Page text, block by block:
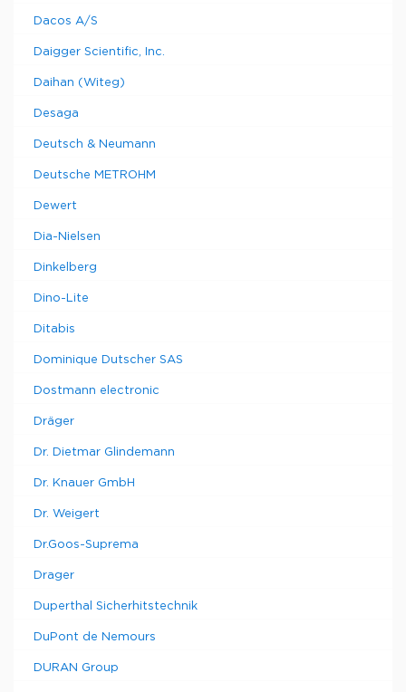
Dacos A/S
Daigger Scientific, Inc.
Daihan (Witeg)
Desaga
Deutsch & Neumann
Deutsche METROHM
Dewert
Dia-Nielsen
Dinkelberg
Dino-Lite
Ditabis
Dominique Dutscher SAS
Dostmann electronic
Dräger
Dr. Dietmar Glindemann
Dr. Knauer GmbH
Dr. Weigert
Dr.Goos-Suprema
Drager
Duperthal Sicherhitstechnik
DuPont de Nemours
DURAN Group